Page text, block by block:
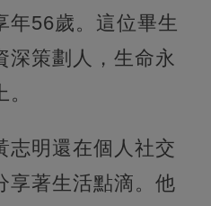
年56歲。這位畢生
深策劃人，生命永
志明還在個人社交
享著生活點滴。他